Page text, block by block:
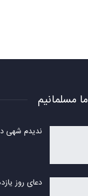
ما مسلمانیم
ندیدم شهی
دعای روز